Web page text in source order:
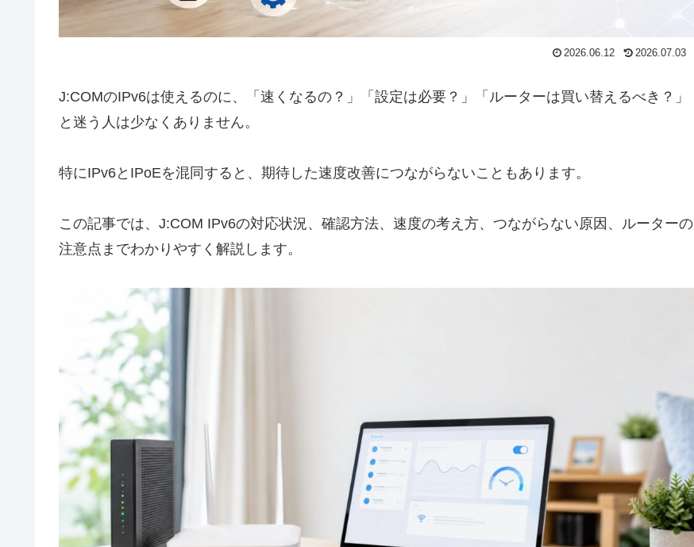
2026.06.12 2026.07.03
J:COMのIPv6は使えるのに、「速くなるの？」「設定は必要？」「ルーターは買い替えるべき？」
と迷う人は少なくありません。
特にIPv6とIPoEを混同すると、期待した速度改善につながらないこともあります。
この記事では、J:COM IPv6の対応状況、確認方法、速度の考え方、つながらない原因、ルーターの
注意点までわかりやすく解説します。